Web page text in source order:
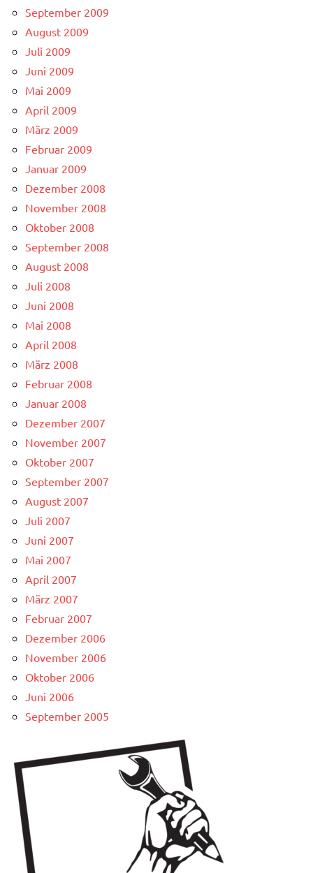
September 2009
August 2009
Juli 2009
Juni 2009
Mai 2009
April 2009
März 2009
Februar 2009
Januar 2009
Dezember 2008
November 2008
Oktober 2008
September 2008
August 2008
Juli 2008
Juni 2008
Mai 2008
April 2008
März 2008
Februar 2008
Januar 2008
Dezember 2007
November 2007
Oktober 2007
September 2007
August 2007
Juli 2007
Juni 2007
Mai 2007
April 2007
März 2007
Februar 2007
Dezember 2006
November 2006
Oktober 2006
Juni 2006
September 2005